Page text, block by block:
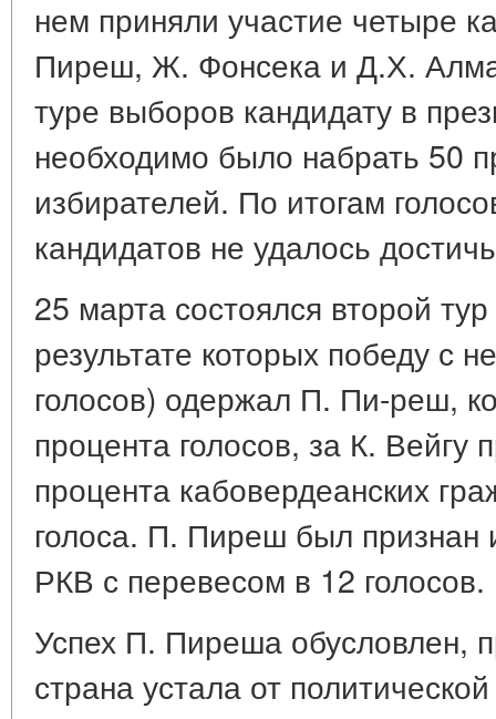
нем приняли участие четыре
Пиреш, Ж. Фонсека и Д.Х.
туре выборов кандидату в
необходимо было набрать 50
избирателей. По итогам
кандидатов не удалось
25 марта состоялся второй
результате которых победу с
голосов) одержал П. Пи-реш,
процента голосов, за К. Вейгу
процента кабовердеанских
голоса. П. Пиреш был признан
РКВ с перевесом в 12 голосов.
Успех П. Пиреша обусловлен,
страна устала от